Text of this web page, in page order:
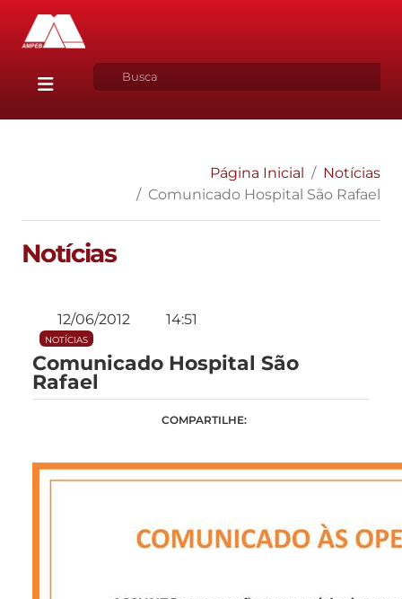
Página Inicial
Notícias
Comunicado Hospital São Rafael
Notícias
12/06/2012 14:51
NOTÍCIAS
Comunicado Hospital São
Rafael
COMPARTILHE: